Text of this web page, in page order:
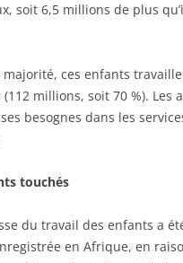
soit 6,5 millions de plus
ces enfants
millions, soit 70 %). Les
besognes dans les
touchés
du travail des enfants a
en Afrique, en